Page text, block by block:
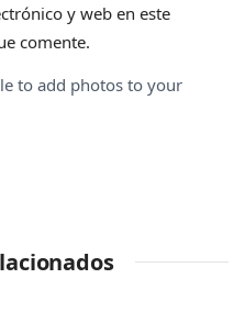
y web en este
comente.
to add photos to your